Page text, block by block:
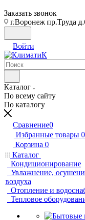
Заказать звонок
г.Воронеж пр.Труда
Войти
Каталог
По всему сайту
По каталогу
Сравнение0
Избранные товары 0
Корзина 0
Каталог
Кондиционирование
Увлажнение,
воздуха
Отопление и
Тепловое